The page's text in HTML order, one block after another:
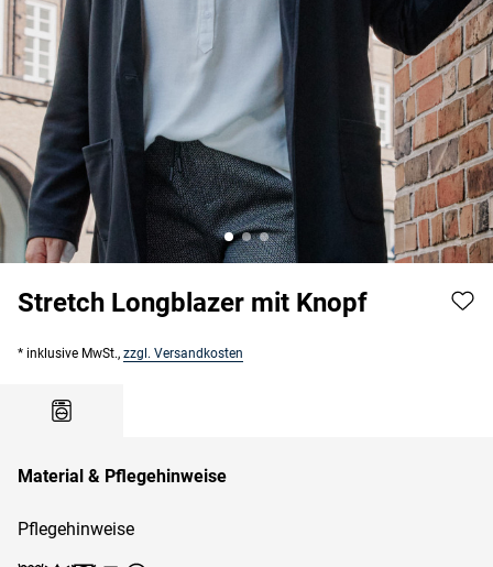
Stretch Longblazer mit Knopf
* inklusive MwSt., zzgl. Versandkosten
Material & Pflegehinweise
Pflegehinweise